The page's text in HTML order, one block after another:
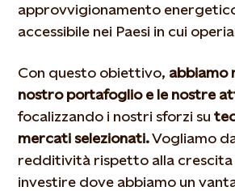
approvvigionamento
accessibile nei Paesi in cui
Con questo obiettivo, abbiamo
nostro portafoglio e le nostre
focalizzando i nostri sforzi su
mercati selezionati.Vogliamo
redditività rispetto alla crescita
investire dove abbiamo un